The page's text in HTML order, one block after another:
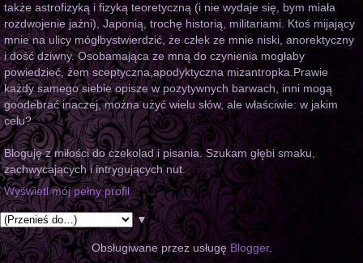
także astrofizyką i fizyką teoretyczną (i nie wydaje się, bym miała
rozdwojenie jaźni), Japonią, trochę historią, militariami. Ktoś mijający
mnie na ulicy mógłbystwierdzić, że człek ze mnie niski, anorektyczny
i dość dziwny. Osobamająca ze mną do czynienia mogłaby
powiedzieć, żem sceptyczna,apodyktyczna mizantropka.Prawie
każdy samego siebie opisze w pozytywnych barwach, inni mogą
goodebrać inaczej, można użyć wielu słów, ale właściwie: w jakim
celu?
Bloguję z miłości do czekolad i pisania. Szukam głębi smaku,
zachwycających i intrygujących nut.
Wyświetl mój pełny profil
▼
Obsługiwane przez usługę Blogger.